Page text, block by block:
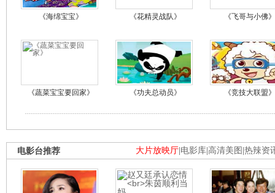
《海绵宝宝》 《花精灵战队》 《飞哥与小佛》
《蔬菜宝宝要回家》 《功夫总动员》 《竞技大联盟》
大片放映厅 电影库 高清美图 热辣资
电影台推荐